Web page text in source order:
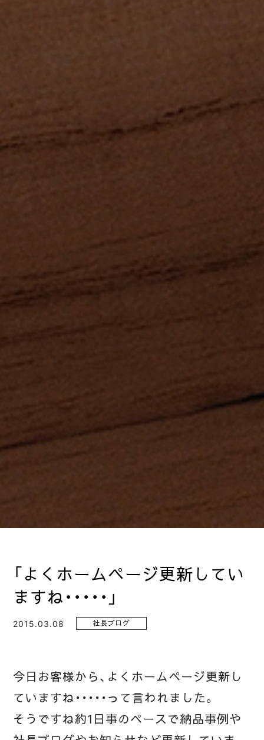
「よくホームページ更新してい
ますね・・・・・」
2015.03.08 社長ブログ
今日お客様から、よくホームページ更新し
ていますね・・・・・って言われました。
そうですね約1日事のペースで納品事例や